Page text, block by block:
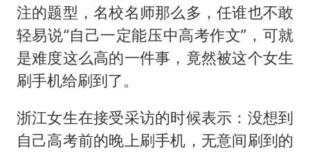
注的题型，名校名师那么多，任谁也不敢
轻易说“自己一定能压中高考作文”，可就
是难度这么高的一件事，竟然被这个女生
刷手机给刷到了。
浙江女生在接受采访的时候表示：没想到
自己高考前的晚上刷手机，无意间刷到的